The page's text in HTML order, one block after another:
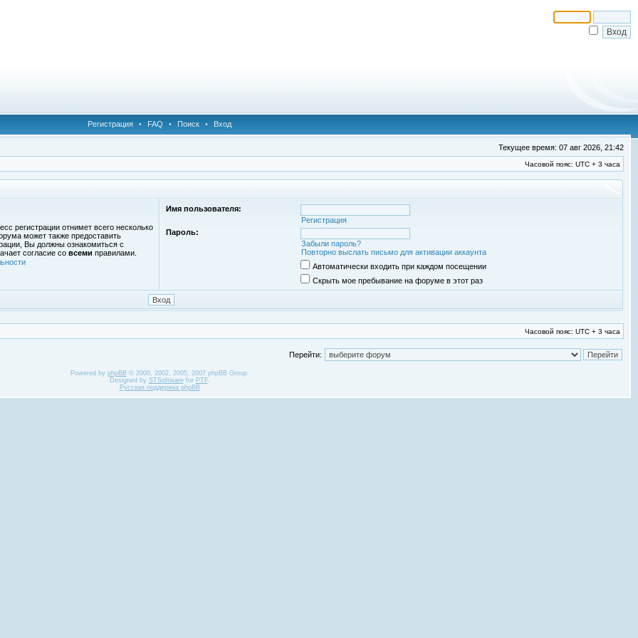
Регистрация • FAQ • Поиск • Вход
Текущее время: 07 авг 2026, 21:42
Часовой пояс: UTC + 3 часа
регистрации отнимет всего несколько
может также предоставить
Вы должны ознакомиться с
согласие со всеми правилами.
Имя пользователя:
Регистрация
Пароль:
Забыли пароль?
Повторно выслать письмо для активации аккаунта
Автоматически входить при каждом посещении
Скрыть мое пребывание на форуме в этот раз
Часовой пояс: UTC + 3 часа
Перейти:
Powered by phpBB© 2000, 2002, 2005, 2007 phpBB Group.
Designed by STSoftwarefor PTF.
Русская поддержка phpBB